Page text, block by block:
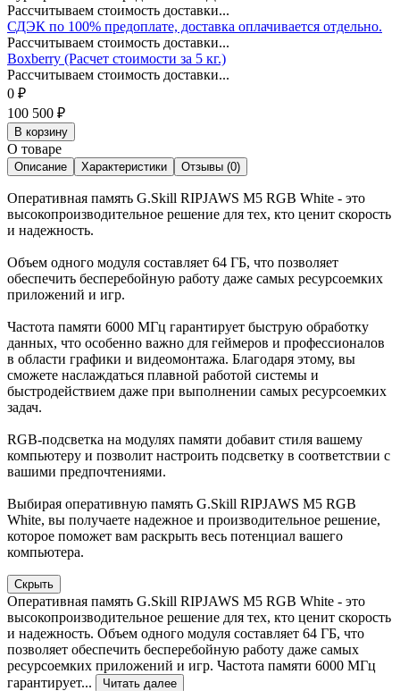
Рассчитываем стоимость доставки...
СДЭК по 100% предоплате, доставка оплачивается отдельно.
Рассчитываем стоимость доставки...
Boxberry (Расчет стоимости за 5 кг.)
Рассчитываем стоимость доставки...
0 ₽
100 500 ₽
В корзину
О товаре
Описание Характеристики Отзывы (0)
Оперативная память G.Skill RIPJAWS M5 RGB White - это
высокопроизводительное решение для тех, кто ценит скорость
и надежность.
Объем одного модуля составляет 64 ГБ, что позволяет
обеспечить бесперебойную работу даже самых ресурсоемких
приложений и игр.
Частота памяти 6000 МГц гарантирует быструю обработку
данных, что особенно важно для геймеров и профессионалов
в области графики и видеомонтажа. Благодаря этому, вы
сможете наслаждаться плавной работой системы и
быстродействием даже при выполнении самых ресурсоемких
задач.
RGB-подсветка на модулях памяти добавит стиля вашему
компьютеру и позволит настроить подсветку в соответствии с
вашими предпочтениями.
Выбирая оперативную память G.Skill RIPJAWS M5 RGB
White, вы получаете надежное и производительное решение,
которое поможет вам раскрыть весь потенциал вашего
компьютера.
Скрыть
Оперативная память G.Skill RIPJAWS M5 RGB White - это
высокопроизводительное решение для тех, кто ценит скорость
и надежность. Объем одного модуля составляет 64 ГБ, что
позволяет обеспечить бесперебойную работу даже самых
ресурсоемких приложений и игр. Частота памяти 6000 МГц
гарантирует...
Читать далее